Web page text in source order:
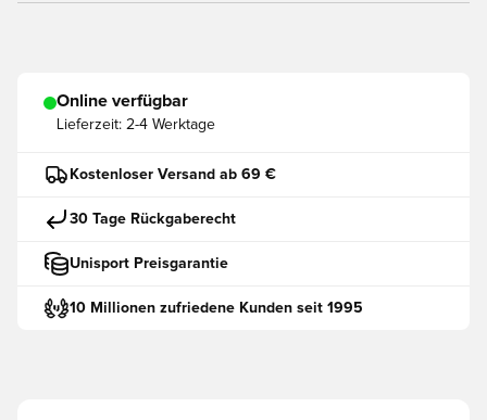
Online verfügbar
Lieferzeit: 2-4 Werktage
Kostenloser Versand ab 69 €
30 Tage Rückgaberecht
Unisport Preisgarantie
10 Millionen zufriedene Kunden seit 1995